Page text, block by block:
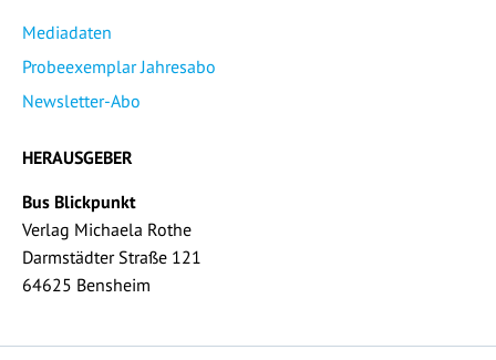
Mediadaten
Probeexemplar Jahresabo
Newsletter-Abo
HERAUSGEBER
Bus Blickpunkt
Verlag Michaela Rothe
Darmstädter Straße 121
64625 Bensheim